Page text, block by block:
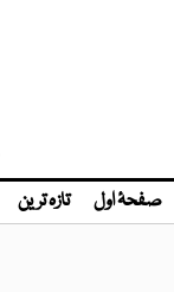
صفحۂ اول تازہ ترین